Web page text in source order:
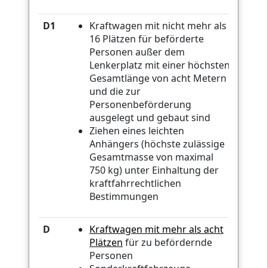
D1
Kraftwagen mit nicht mehr als
16 Plätzen für beförderte
Personen außer dem
Lenkerplatz mit einer höchsten
Gesamtlänge von acht Metern
und die zur
Personenbeförderung
ausgelegt und gebaut sind
Ziehen eines leichten
Anhängers (höchste zulässige
Gesamtmasse von maximal
750 kg) unter Einhaltung der
kraftfahrrechtlichen
Bestimmungen
D
Kraftwagen mit mehr als acht
Plätzen für zu befördernde
Personen